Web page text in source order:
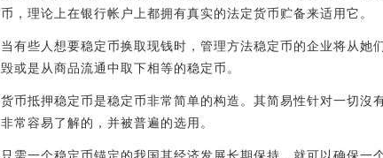
币，理论上在银行帐户上都拥有真实的法定货币贮备来适用它。
当有些人想要稳定币换取现钱时，管理方法稳定币的企业将从
毁或是从商品流通中取下相等的稳定币。
货币抵押稳定币是稳定币非常简单的构造。其简易性针对一切
非常容易了解的，并被普遍的选用。